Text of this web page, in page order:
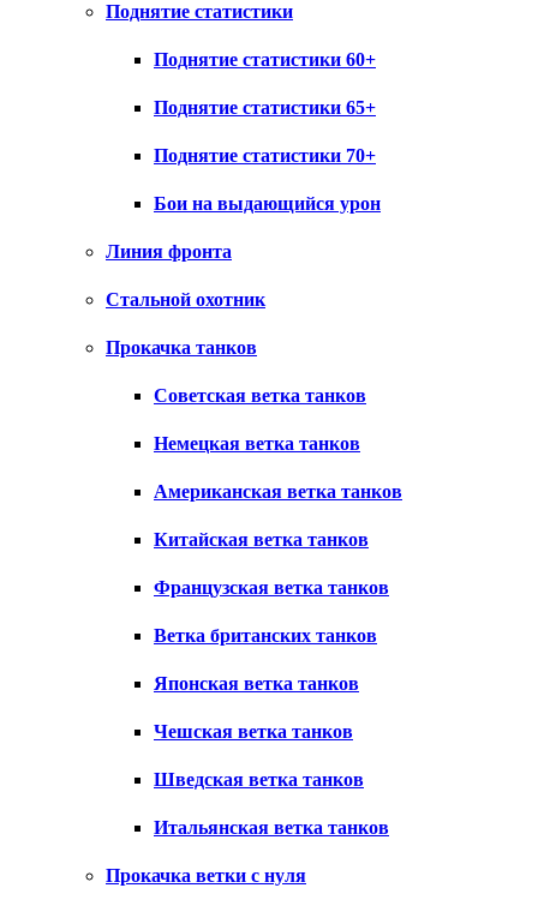
Поднятие статистики
Поднятие статистики 60+
Поднятие статистики 65+
Поднятие статистики 70+
Бои на выдающийся урон
Линия фронта
Стальной охотник
Прокачка танков
Советская ветка танков
Немецкая ветка танков
Американская ветка танков
Китайская ветка танков
Французская ветка танков
Ветка британских танков
Японская ветка танков
Чешская ветка танков
Шведская ветка танков
Итальянская ветка танков
Прокачка ветки с нуля